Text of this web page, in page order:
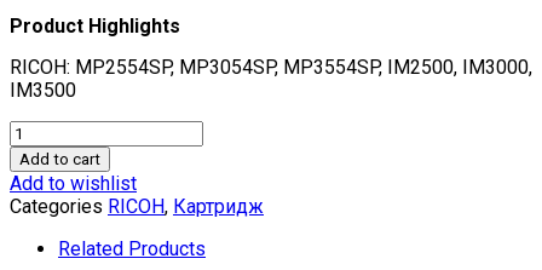
Product Highlights
RICOH: MP2554SP, MP3054SP, MP3554SP, IM2500, IM3000,
IM3500
Тонер-
картридж
(SD9)
842125
RICOH
Add to cart
Add to wishlist
Categories RICOH, Картридж
Related Products